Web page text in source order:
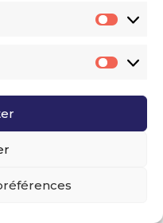
Tech
Juillet 2026
tendances &